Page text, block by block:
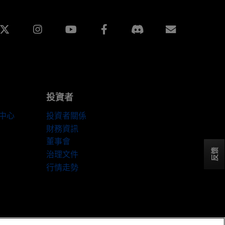
Instagram Facebook
心
投資者
投資者關係
財務資訊
董事會
治理文件
行情走勢
反馈